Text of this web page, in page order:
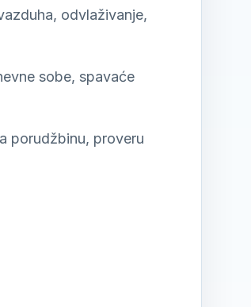
odvlaživanje,
sobe, spavaće
porudžbinu, proveru